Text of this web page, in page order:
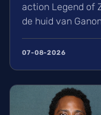
action Legend of
de huid van
Ainsworth en Bo
Zelda vertolken.
wachten!
07-08-2026